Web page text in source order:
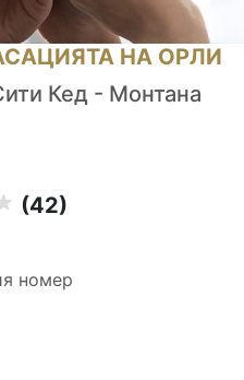
НА ОРЛИ
Кед - Монтана
(42)
номер